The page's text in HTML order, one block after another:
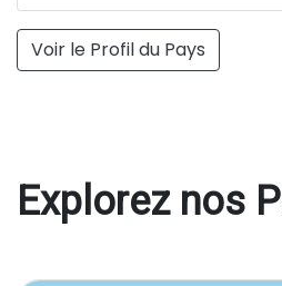
Voir le Profil du Pays
Explorez nos